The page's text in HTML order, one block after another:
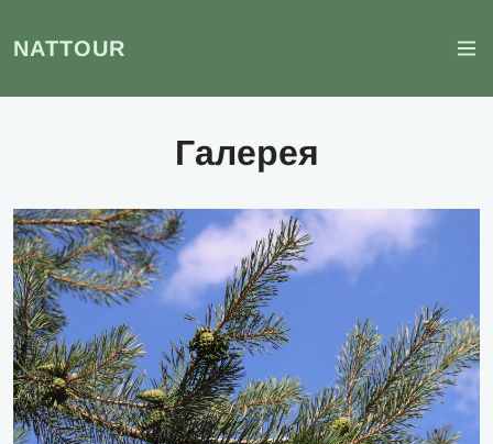
NATTOUR
Галерея